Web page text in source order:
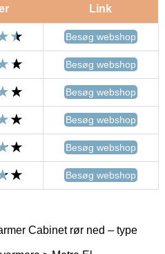
Link
Besøg webshop
Besøg webshop
Besøg webshop
Besøg webshop
Besøg webshop
Besøg webshop
Cabinet rør ned – type